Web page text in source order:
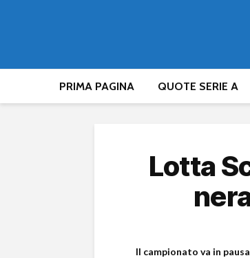
PRIMA PAGINA QUOTE SERIE A
Lotta
Il campionato va in